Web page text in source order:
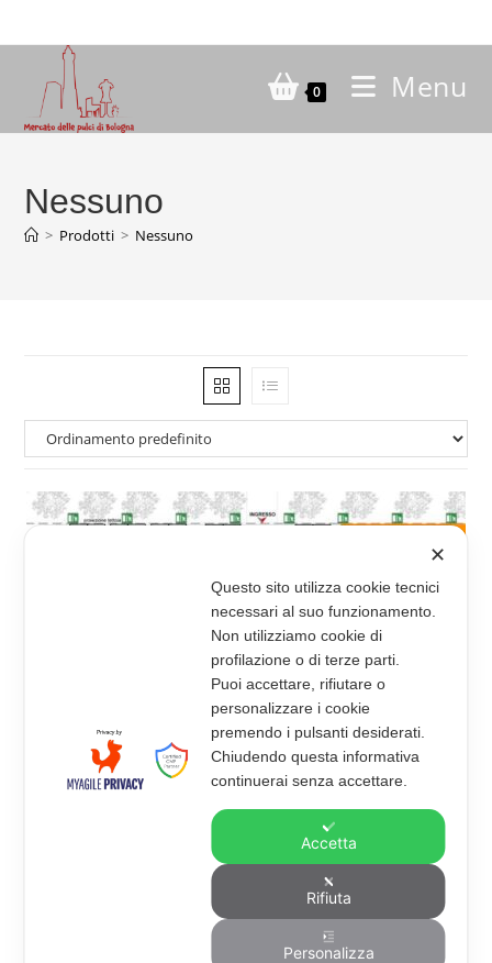
al
contenuto
0 Menu
Nessuno
> Prodotti > Nessuno
✕
Questo sito utilizza cookie tecnici
necessari al suo funzionamento.
Non utilizziamo cookie di
profilazione o di terze parti.
Puoi accettare, rifiutare o
personalizzare i cookie
premendo i pulsanti desiderati.
Chiudendo questa informativa
continuerai senza accettare.
Accetta
Rifiuta
Personalizza